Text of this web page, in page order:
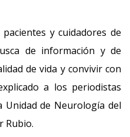
y cuidadores de
de información y de
de vida y convivir con
a los periodistas
Unidad de Neurología del
Rubio.